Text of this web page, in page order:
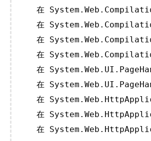
在
在
在
在
在
在
在
在
在